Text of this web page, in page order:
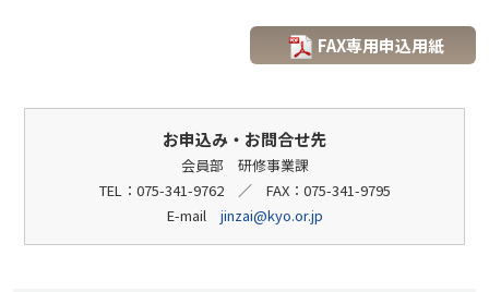
FAX専用申込用紙
お申込み・お問合せ先
会員部 研修事業課
TEL：075-341-9762 ／ FAX：075-341-9795
E-mail jinzai@kyo.or.jp